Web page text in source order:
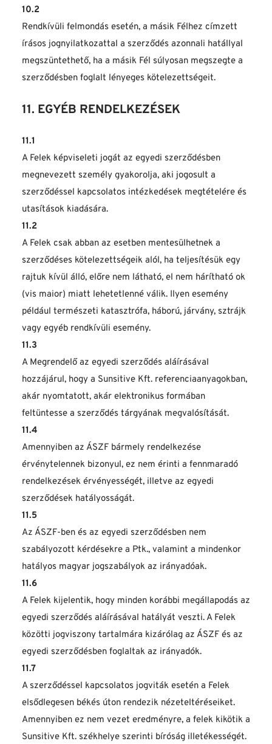
10.2
Rendkívüli felmondás esetén, a másik Félhez címzett
írásos jognyilatkozattal a szerződés azonnali hatállyal
megszüntethető, ha a másik Fél súlyosan megszegte a
szerződésben foglalt lényeges kötelezettségeit.
11. EGYÉB RENDELKEZÉSEK
11.1
A Felek képviseleti jogát az egyedi szerződésben
megnevezett személy gyakorolja, aki jogosult a
szerződéssel kapcsolatos intézkedések megtételére és
utasítások kiadására.
11.2
A Felek csak abban az esetben mentesülhetnek a
szerződéses kötelezettségeik alól, ha teljesítésük egy
rajtuk kívül álló, előre nem látható, el nem hárítható ok
(vis maior) miatt lehetetlenné válik. Ilyen esemény
például természeti katasztrófa, háború, járvány, sztrájk
vagy egyéb rendkívüli esemény.
11.3
A Megrendelő az egyedi szerződés aláírásával
hozzájárul, hogy a Sunsitive Kft. referenciaanyagokban,
akár nyomtatott, akár elektronikus formában
feltüntesse a szerződés tárgyának megvalósítását.
11.4
Amennyiben az ÁSZF bármely rendelkezése
érvénytelennek bizonyul, ez nem érinti a fennmaradó
rendelkezések érvényességét, illetve az egyedi
szerződések hatályosságát.
11.5
Az ÁSZF-ben és az egyedi szerződésben nem
szabályozott kérdésekre a Ptk., valamint a mindenkor
hatályos magyar jogszabályok az irányadóak.
11.6
A Felek kijelentik, hogy minden korábbi megállapodás az
egyedi szerződés aláírásával hatályát veszti. A Felek
közötti jogviszony tartalmára kizárólag az ÁSZF és az
egyedi szerződésben foglaltak az irányadók.
11.7
A szerződéssel kapcsolatos jogviták esetén a Felek
elsődlegesen békés úton rendezik nézeteltéréseiket.
Amennyiben ez nem vezet eredményre, a felek kikötik a
Sunsitive Kft. székhelye szerinti bíróság illetékességét.